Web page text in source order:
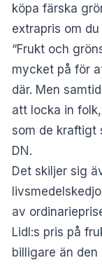
köpa färska
extrapris om
“Frukt och
mycket på för
där. Men
att locka in
som de kraftigt
DN.
Det skiljer sig
av
Lidl:s pris på
billigare än